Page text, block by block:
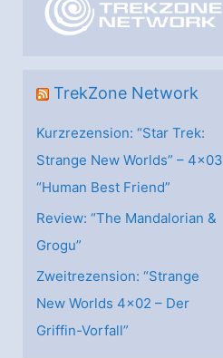
e TrekZone Network
Kurzrezension: “Star Trek:
Strange New Worlds” – 4×03
“Human Best Friend”
Review: “The Mandalorian &
Grogu”
Zweitrezension: “Strange
New Worlds 4×02 – Der
Griffin-Vorfall”